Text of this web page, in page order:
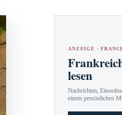
ANZEIGE ·
lesen
Nachrichten,
einem persönlichen